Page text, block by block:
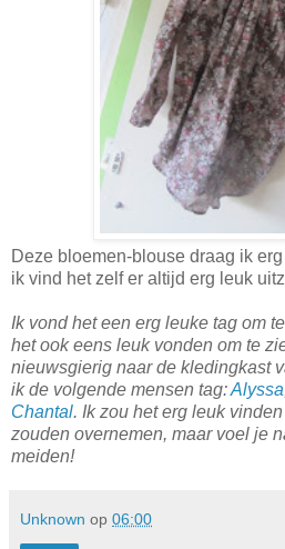
Deze bloemen-blouse draag ik
ik vind het zelf er altijd erg leuk
Ik vond het een erg leuke tag om
het ook eens leuk vonden om te
nieuwsgierig naar de kledingkast
ik de volgende mensen tag:Alyssa
Chantal. Ik zou het erg leuk
zouden overnemen, maar voel je
meiden!
Unknown op 06:00